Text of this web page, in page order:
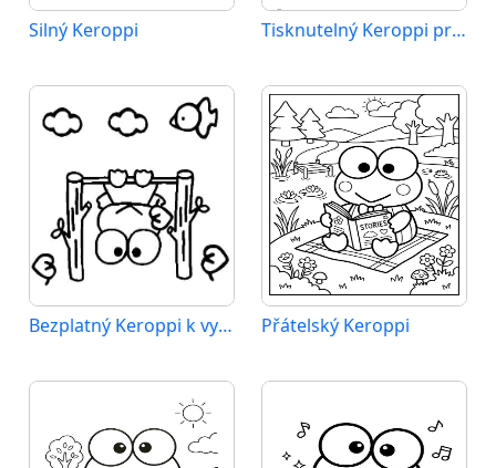
Silný Keroppi Tisknutelný Keroppi pro děti
Bezplatný Keroppi k vytištění Přátelský Keroppi